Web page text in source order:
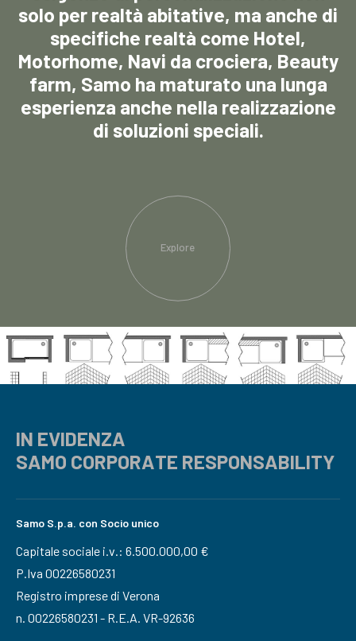
solo per realtà abitative, ma anche di
specifiche realtà come Hotel,
Motorhome, Navi da crociera, Beauty
farm, Samo ha maturato una lunga
esperienza anche nella realizzazione
di soluzioni speciali.
Explore
IN EVIDENZA
SAMO CORPORATE RESPONSABILITY
Samo S.p.a. con Socio unico
Capitale sociale i.v.: 6.500.000,00 €
P.Iva 00226580231
Registro imprese di Verona
n. 00226580231 - R.E.A. VR-92636